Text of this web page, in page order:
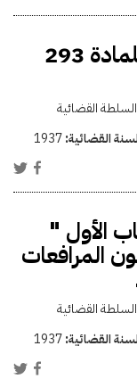
الاجراءات التى تتخذ وفقاً للمادة 293
القضائية
القضائية:1937
الأول "
" من قانون المرافعات
القضائية
القضائية:1937